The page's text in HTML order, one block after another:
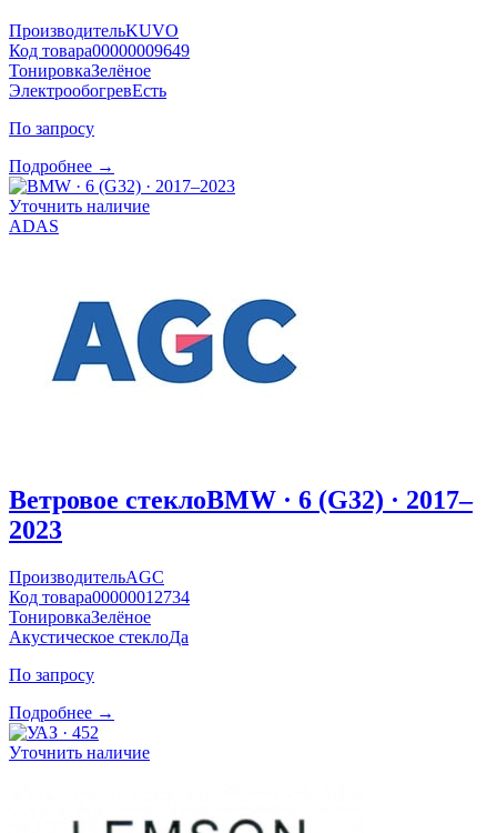
ПроизводительKUVO
Код товара00000009649
ТонировкаЗелёное
ЭлектрообогревЕсть
По запросу
Подробнее →
Уточнить наличие
ADAS
Ветровое стеклоBMW · 6 (G32) · 2017–
2023
ПроизводительAGC
Код товара00000012734
ТонировкаЗелёное
Акустическое стеклоДа
По запросу
Подробнее →
Уточнить наличие